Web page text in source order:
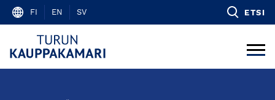
Skip
content
FI EN SV ETSI